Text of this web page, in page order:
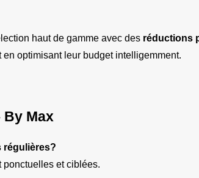
haut de gamme avec des réductions
optimisant leur budget intelligemment.
By Max
régulières?
ponctuelles et ciblées.